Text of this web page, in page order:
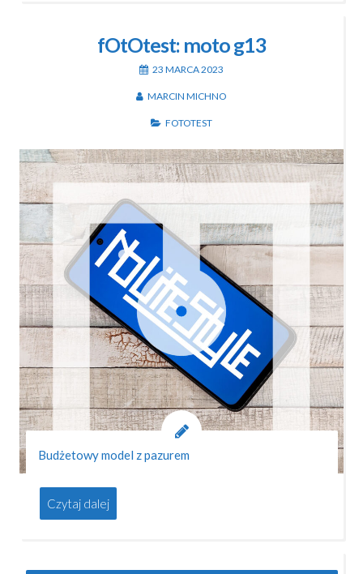
fOtOtest: moto g13
23 MARCA 2023
MARCIN MICHNO
FOTOTEST
Budżetowy model z pazurem
Czytaj dalej